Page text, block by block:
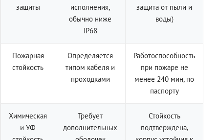
защиты
исполнения,
обычно ниже
IP68
защита от пыли и
воды)
Пожарная
стойкость
Определяется
типом кабеля и
проходками
Работоспособность
при пожаре не
менее 240 мин, по
паспорту
Химическая
и УФ
Требует
дополнительных
Стойкость
подтверждена,